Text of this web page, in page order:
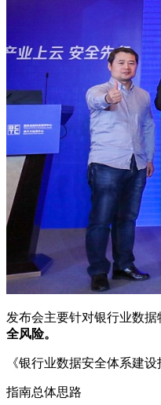
发布会主要针对银行业数
全风险。
《银行业数据安全体系建
指南总体思路